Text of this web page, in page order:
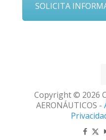
SOLICITA
Copyright © 2026
AERONÁUTICOS -